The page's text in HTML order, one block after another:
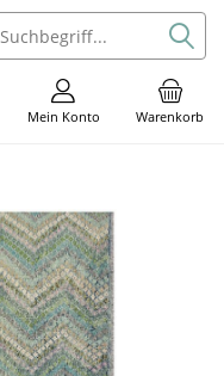
Warenkorb
Mein Konto